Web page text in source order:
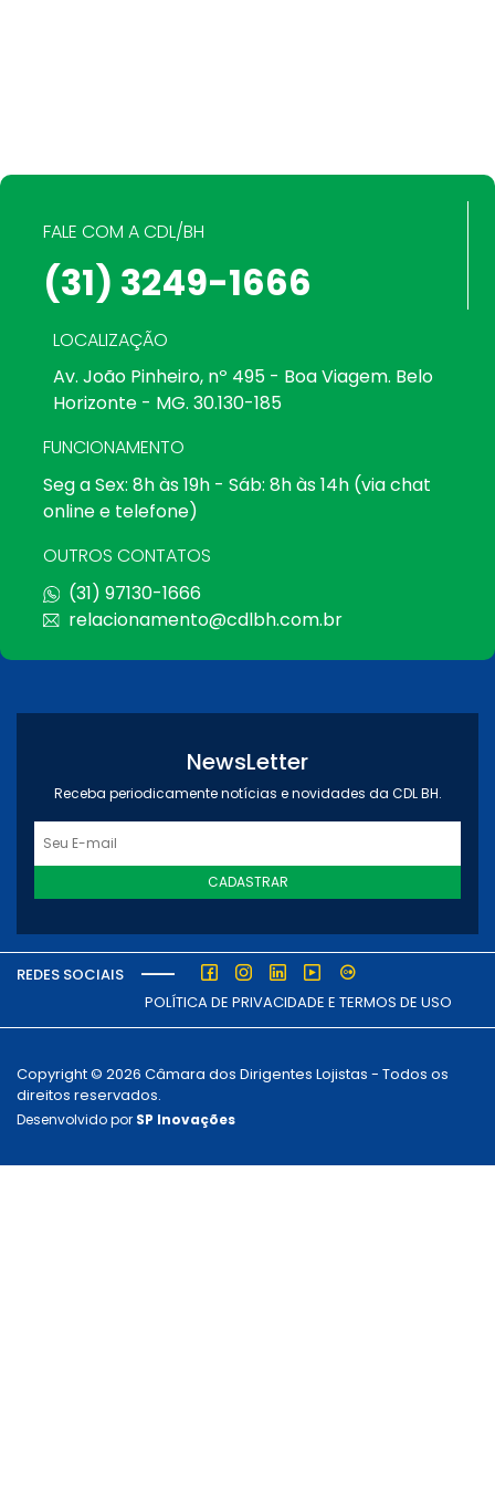
FALE COM A CDL/BH
(31) 3249-1666
LOCALIZAÇÃO
Av. João Pinheiro, nº 495 - Boa Viagem. Belo
Horizonte - MG. 30.130-185
FUNCIONAMENTO
Seg a Sex: 8h às 19h - Sáb: 8h às 14h (via chat
online e telefone)
OUTROS CONTATOS
(31) 97130-1666
relacionamento@cdlbh.com.br
NewsLetter
Receba periodicamente notícias e novidades da CDL BH.
CADASTRAR
REDES SOCIAIS
POLÍTICA DE PRIVACIDADE E TERMOS DE USO
Copyright © 2026 Câmara dos Dirigentes Lojistas - Todos os
direitos reservados.
Desenvolvido por SP Inovações